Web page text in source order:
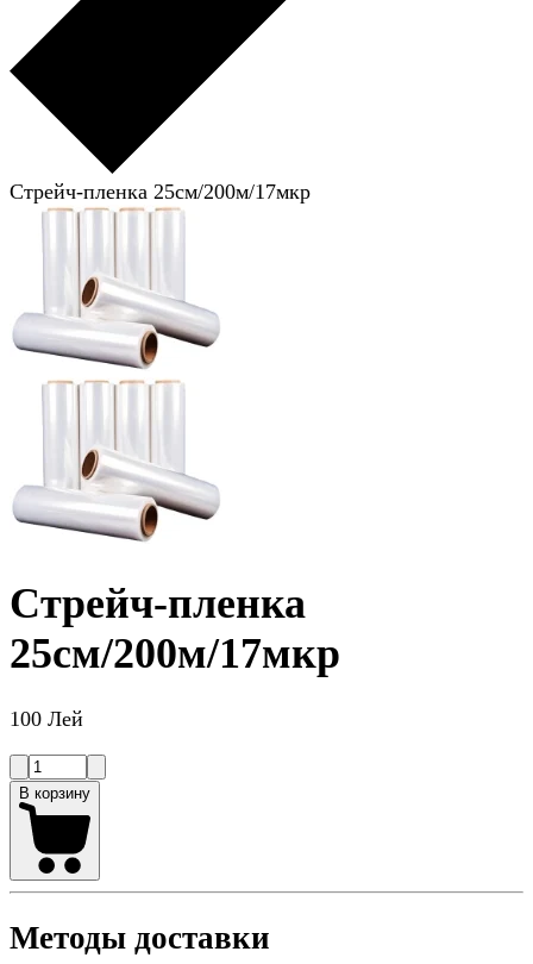
Стрейч-пленка 25см/200м/17мкр
Стрейч-пленка
25см/200м/17мкр
100 Лей
В корзину
Методы доставки